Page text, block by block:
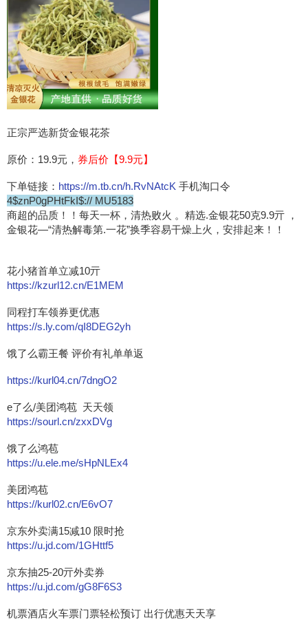
正宗严选新货金银花茶
原价：19.9元， 券后价【9.9元】
下单链接： https://m.tb.cn/h.RvNAtcK 手机淘口令
4$znP0gPHtFkI$:// MU5183
商超的品质！！每天一杯，清热败火 。精选.金银花50克9.9亓 ，
金银花—“清热解毒第.一花”换季容易干燥上火，安排起来！！
花小猪首单立减10亓
https://kzurl12.cn/E1MEM
同程打车领券更优惠
https://s.ly.com/qI8DEG2yh
饿了么霸王餐 评价有礼单单返
https://kurl04.cn/7dngO2
e了么/美团鸿苞 天天领
https://sourl.cn/zxxDVg
饿了么鸿苞
https://u.ele.me/sHpNLEx4
美团鸿苞
https://kurl02.cn/E6vO7
京东外卖满15减10 限时抢
https://u.jd.com/1GHttf5
京东抽25-20亓外卖券
https://u.jd.com/gG8F6S3
机票酒店火车票门票轻松预订 出行优惠天天享